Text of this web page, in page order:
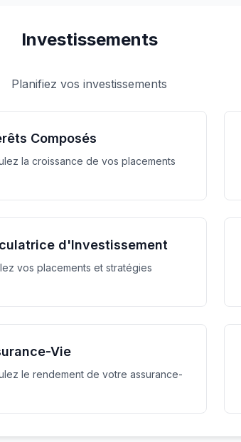
Investissements
Planifiez vos investissements
Composés
la croissance de vos placements
d'Investissement
vos placements et stratégies
Vie
le rendement de votre assurance-